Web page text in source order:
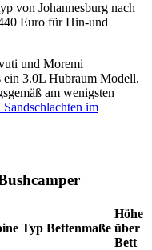
von Johannesburg nach
Euro für Hin-und
und Moremi
ein 3.0L Hubraum Modell.
am wenigsten
im
Typ Bettenmaße
Höhe
über
Bett